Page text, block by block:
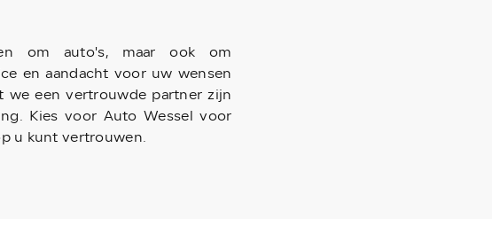
om auto's, maar ook om
en aandacht voor uw wensen
een vertrouwde partner zijn
Kies voor Auto Wessel voor
u kunt vertrouwen.